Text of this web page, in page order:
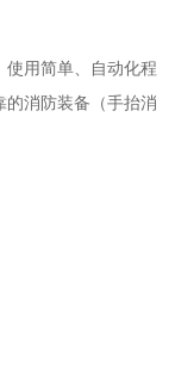
使用简单、自动化程
的消防装备（手抬消